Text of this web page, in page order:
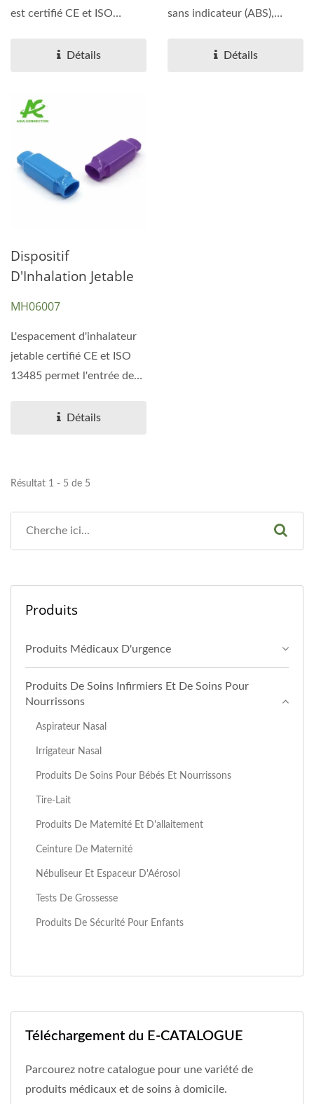
est certifié CE et ISO
Détails
sans indicateur (ABS),
Détails
Dispositif
D'Inhalation Jetable
MH06007
L'espacement d'inhalateur
jetable certifié CE et ISO
13485 permet l'entrée de
Détails
Résultat 1 - 5 de 5
Produits
Produits Médicaux D'urgence
Produits De Soins Infirmiers Et De Soins Pour
Nourrissons
Aspirateur Nasal
Irrigateur Nasal
Produits De Soins Pour Bébés Et Nourrissons
Tire-Lait
Produits De Maternité Et D'allaitement
Ceinture De Maternité
Nébuliseur Et Espaceur D'Aérosol
Tests De Grossesse
Produits De Sécurité Pour Enfants
Téléchargement du E-CATALOGUE
Parcourez notre catalogue pour une variété de
produits médicaux et de soins à domicile.